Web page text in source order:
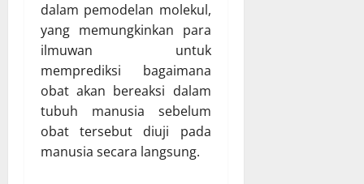
dalam pemodelan molekul,
yang memungkinkan para
ilmuwan untuk
memprediksi bagaimana
obat akan bereaksi dalam
tubuh manusia sebelum
obat tersebut diuji pada
manusia secara langsung.